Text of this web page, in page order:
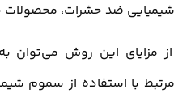
شیمیایی ضد حشرات، محصولات
از مزایای این روش
مرتبط با استفاده از سموم